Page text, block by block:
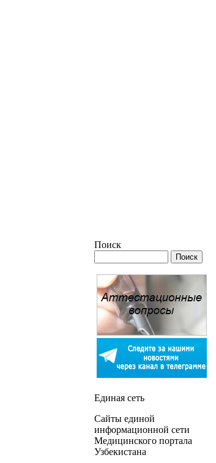
Поиск
Единая сеть
Сайты единой
информационной сети
Медицинского портала
Узбекистана